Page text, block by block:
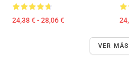
24,38 € - 28,06 €
VER MÁS